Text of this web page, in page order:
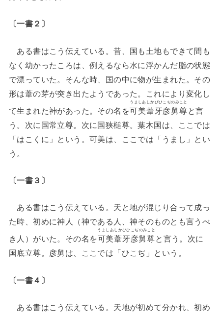
〔一書２〕
ある書はこう伝えている。昔、国も土地もできて間も
なく幼かったころは、例えるなら水に浮かんだ脂の状態
で漂っていた。そんな時、国の中に物が生まれた。その
形は葦の芽が突き出たようであった。これにより変化し
て生まれた神があった。その名を可美葦牙彦舅尊
うましあしかびひこぢのみこと
と言
う。次に国常立尊。次に国狭槌尊。葉木国は、ここでは
「はこくに」という。可美は、ここでは「うまし」とい
う。
〔一書３〕
ある書はこう伝えている。天と地が混じり合って成っ
た時、初めに神人（神である人、神そのものとも言うべ
き人）がいた。その名を可美葦牙彦舅尊
うましあしかびひこぢのみこと
と言う。次に
国底立尊。彦舅は、ここでは「ひこぢ」という。
〔一書４〕
ある書はこう伝えている。天地が初めて分かれ、初め